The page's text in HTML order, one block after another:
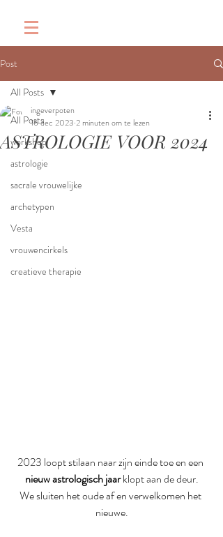
&
Post
All Posts
workshop
astrologie
sacrale vrouwelijke
archetypen
Vesta
vrouwencirkels
creatieve therapie
All Posts
ASTROLOGIE VOOR 2024
ingeverpoten
16 dec 2023 2 minuten om te lezen
2023 loopt stilaan naar zijn einde toe en een
nieuw astrologisch jaar klopt aan de deur.
We sluiten het oude af en verwelkomen het
nieuwe.